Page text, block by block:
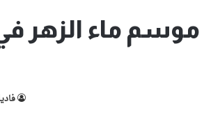
موسم ماء الزهر